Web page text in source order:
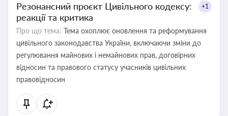
Резонансний проєкт Цивільного кодексу:
реакції та критика
+1
Про що тема: Тема охоплює оновлення та реформування
цивільного законодавства України, включаючи зміни до
регулювання майнових і немайнових прав, договірних
відносин та правового статусу учасників цивільних
правовідносин